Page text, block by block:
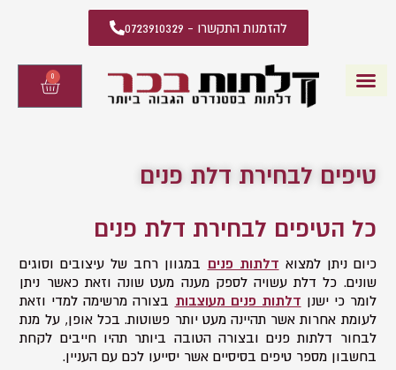
להזמנות התקשרו - 0723910329
0
עגלת
קניות
טיפים לבחירת דלת פנים
כל הטיפים לבחירת דלת פנים
כיום ניתן למצוא דלתות פנים במגוון רחב של עיצובים וסוגים
שונים. כל דלת עשויה לספק מענה מעט שונה וזאת כאשר ניתן
לומר כי ישנן דלתות פנים מעוצבות בצורה מרשימה למדי וזאת
לעומת אחרות אשר תהיינה מעט יותר פשוטות. בכל אופן, על מנת
לבחור דלתות פנים ובצורה הטובה ביותר תהיו חייבים לקחת
בחשבון מספר טיפים בסיסיים אשר יסייעו לכם עם העניין.